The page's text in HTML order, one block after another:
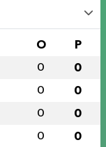
O P
0 0
0 0
0 0
0 0